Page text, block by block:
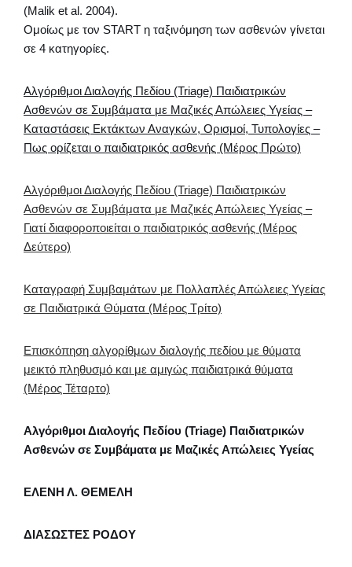
(Malik et al. 2004).
Ομοίως με τον START η ταξινόμηση των ασθενών γίνεται
σε 4 κατηγορίες.
Αλγόριθμοι Διαλογής Πεδίου (Triage) Παιδιατρικών
Ασθενών σε Συμβάματα με Μαζικές Απώλειες Υγείας –
Καταστάσεις Εκτάκτων Αναγκών, Ορισμοί, Τυπολογίες –
Πως ορίζεται ο παιδιατρικός ασθενής (Μέρος Πρώτο)
Αλγόριθμοι Διαλογής Πεδίου (Triage) Παιδιατρικών
Ασθενών σε Συμβάματα με Μαζικές Απώλειες Υγείας –
Γιατί διαφοροποιείται ο παιδιατρικός ασθενής (Μέρος
Δεύτερο)
Καταγραφή Συμβαμάτων με Πολλαπλές Απώλειες Υγείας
σε Παιδιατρικά Θύματα (Μέρος Τρίτο)
Επισκόπηση αλγορίθμων διαλογής πεδίου με θύματα
μεικτό πληθυσμό και με αμιγώς παιδιατρικά θύματα
(Μέρος Τέταρτο)
Αλγόριθμοι Διαλογής Πεδίου (Triage) Παιδιατρικών
Ασθενών σε Συμβάματα με Μαζικές Απώλειες Υγείας
ΕΛΕΝΗ Λ. ΘΕΜΕΛΗ
ΔΙΑΣΩΣΤΕΣ ΡΟΔΟΥ